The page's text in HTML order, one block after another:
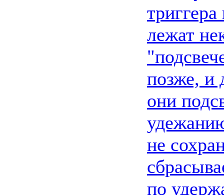
лежат
позже, и
они
не
по